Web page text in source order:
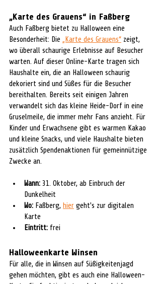
„Karte des Grauens“ in Faßberg
Auch Faßberg bietet zu Halloween eine
Besonderheit: Die „Karte des Grauens“ zeigt,
wo überall schaurige Erlebnisse auf Besucher
warten. Auf dieser Online-Karte tragen sich
Haushalte ein, die an Halloween schaurig
dekoriert sind und Süßes für die Besucher
bereithalten. Bereits seit einigen Jahren
verwandelt sich das kleine Heide-Dorf in eine
Gruselmeile, die immer mehr Fans anzieht. Für
Kinder und Erwachsene gibt es warmen Kakao
und kleine Snacks, und viele Haushalte bieten
zusätzlich Spendenaktionen für gemeinnützige
Zwecke an.
Wann: 31. Oktober, ab Einbruch der
Dunkelheit
Wo: Faßberg, hier geht's zur digitalen
Karte
Eintritt: frei
Halloweenkarte Winsen
Für alle, die in Winsen auf Süßigkeitenjagd
gehen möchten, gibt es auch eine Halloween-